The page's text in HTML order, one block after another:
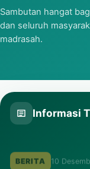
Sambutan hangat
dan seluruh
madrasah.
Informasi